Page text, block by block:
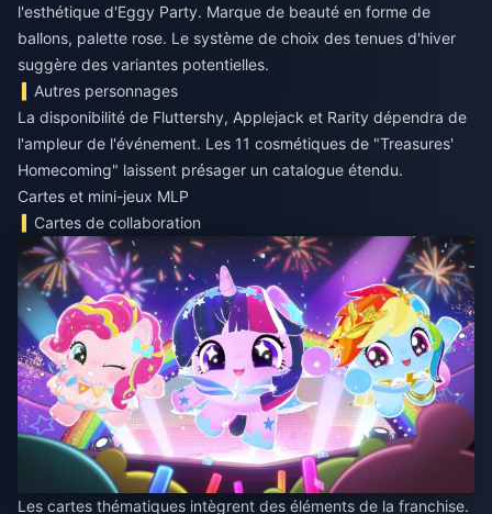
l'esthétique d'Eggy Party. Marque de beauté en forme de
ballons, palette rose. Le système de choix des tenues d'hiver
suggère des variantes potentielles.
Autres personnages
La disponibilité de Fluttershy, Applejack et Rarity dépendra de
l'ampleur de l'événement. Les 11 cosmétiques de "Treasures'
Homecoming" laissent présager un catalogue étendu.
Cartes et mini-jeux MLP
Cartes de collaboration
Les cartes thématiques intègrent des éléments de la franchise.